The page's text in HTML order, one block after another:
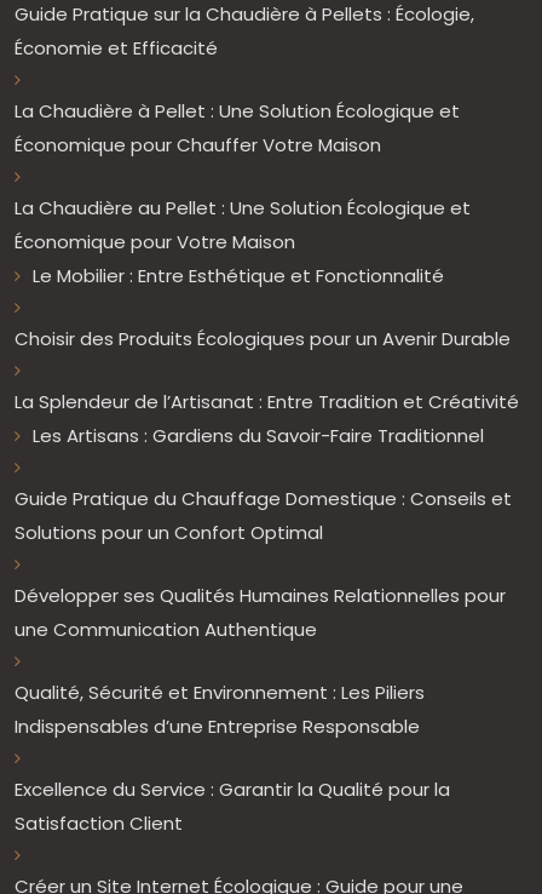
Guide Pratique sur la Chaudière à Pellets : Écologie,
Économie et Efficacité
La Chaudière à Pellet : Une Solution Écologique et
Économique pour Chauffer Votre Maison
La Chaudière au Pellet : Une Solution Écologique et
Économique pour Votre Maison
Le Mobilier : Entre Esthétique et Fonctionnalité
Choisir des Produits Écologiques pour un Avenir Durable
La Splendeur de l’Artisanat : Entre Tradition et Créativité
Les Artisans : Gardiens du Savoir-Faire Traditionnel
Guide Pratique du Chauffage Domestique : Conseils et
Solutions pour un Confort Optimal
Développer ses Qualités Humaines Relationnelles pour
une Communication Authentique
Qualité, Sécurité et Environnement : Les Piliers
Indispensables d’une Entreprise Responsable
Excellence du Service : Garantir la Qualité pour la
Satisfaction Client
Créer un Site Internet Écologique : Guide pour une